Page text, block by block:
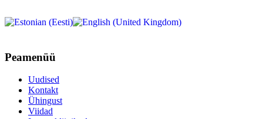
Peamenüü
Uudised
Kontakt
Ühingust
Viidad